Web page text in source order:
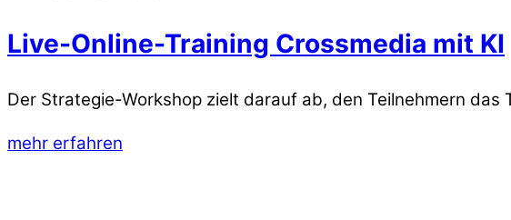
Live-Online-Training Crossmedia mit KI
Der Strategie-Workshop zielt darauf ab, den Teilnehmern das
mehr erfahren